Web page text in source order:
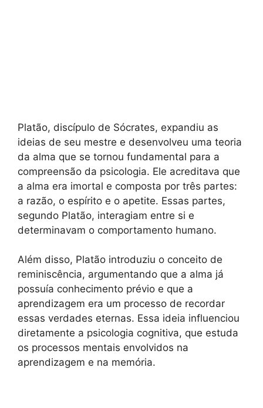
Platão, discípulo de Sócrates, expandiu as
ideias de seu mestre e desenvolveu uma teoria
da alma que se tornou fundamental para a
compreensão da psicologia. Ele acreditava que
a alma era imortal e composta por três partes:
a razão, o espírito e o apetite. Essas partes,
segundo Platão, interagiam entre si e
determinavam o comportamento humano.
Além disso, Platão introduziu o conceito de
reminiscência, argumentando que a alma já
possuía conhecimento prévio e que a
aprendizagem era um processo de recordar
essas verdades eternas. Essa ideia influenciou
diretamente a psicologia cognitiva, que estuda
os processos mentais envolvidos na
aprendizagem e na memória.